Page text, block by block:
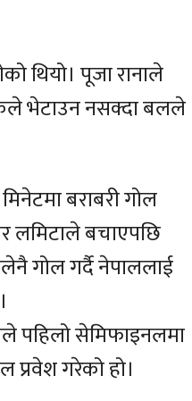
थियो। पूजा रानाले
भेटाउन नसक्दा बलले
बराबरी गोल
लमिटाले बचाएपछि
गोल गर्दै नेपाललाई
पहिलो सेमिफाइनलमा
प्रवेश गरेको हो।